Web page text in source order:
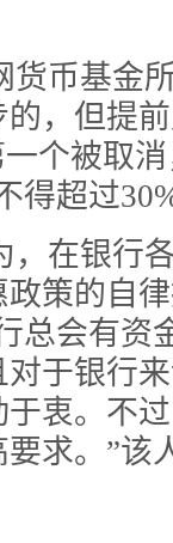
币基金所
，但提
个被取
得超过
在银行各
策的自
总会有资
于银行
衷。不
求。”该